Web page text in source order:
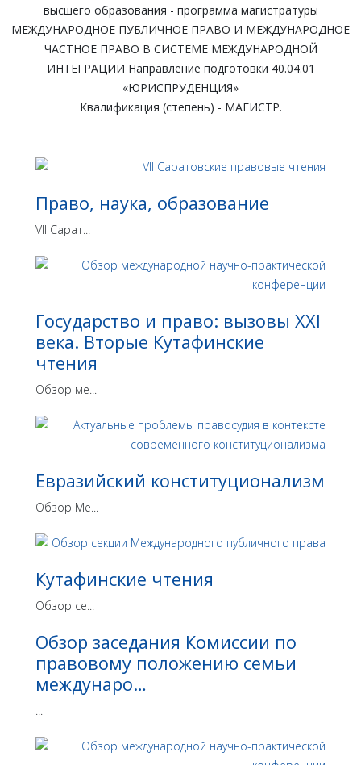
высшего образования - программа магистратуры
МЕЖДУНАРОДНОЕ ПУБЛИЧНОЕ ПРАВО И МЕЖДУНАРОДНОЕ
ЧАСТНОЕ ПРАВО В СИСТЕМЕ МЕЖДУНАРОДНОЙ
ИНТЕГРАЦИИ Направление подготовки 40.04.01
«ЮРИСПРУДЕНЦИЯ»
Квалификация (степень) - МАГИСТР.
Право, наука, образование
VII Сарат...
Государство и право: вызовы XXI
века. Вторые Кутафинские
чтения
Обзор ме...
Евразийский конституционализм
Обзор Ме...
Кутафинские чтения
Обзор се...
Обзор заседания Комиссии по
правовому положению семьи
междунаро…
...